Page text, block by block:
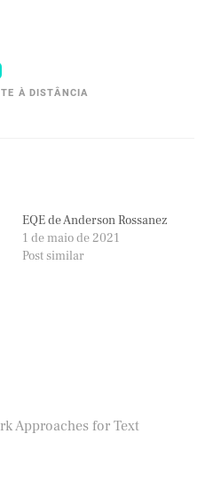
À DISTÂNCIA
EQE de Anderson Rossanez
1 de maio de 2021
Post similar
Approaches for Text